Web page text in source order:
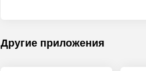
Другие приложения